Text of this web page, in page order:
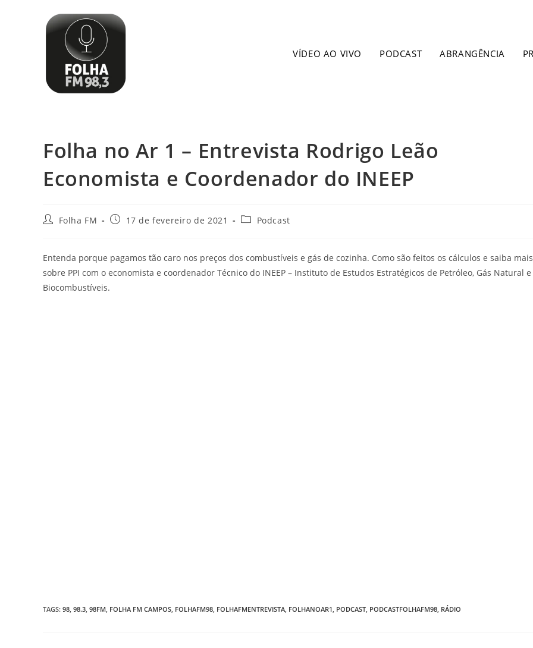
VÍDEO AO VIVO PODCAST ABRANGÊNCIA
Folha no Ar 1 – Entrevista Rodrigo Leão
Economista e Coordenador do INEEP
Folha FM 17 de fevereiro de 2021 Podcast
Entenda porque pagamos tão caro nos preços dos combustíveis e gás de cozinha. Como são feitos os cálculos e saiba mais
sobre PPI com o economista e coordenador Técnico do INEEP – Instituto de Estudos Estratégicos de Petróleo, Gás Natural e
Biocombustíveis.
TAGS: 98 98.3 98FM FOLHA FM CAMPOS FOLHAFM98 FOLHAFMENTREVISTA FOLHANOAR1 PODCAST PODCASTFOLHAFM98 RÁDIO